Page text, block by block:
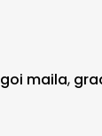
goi maila,